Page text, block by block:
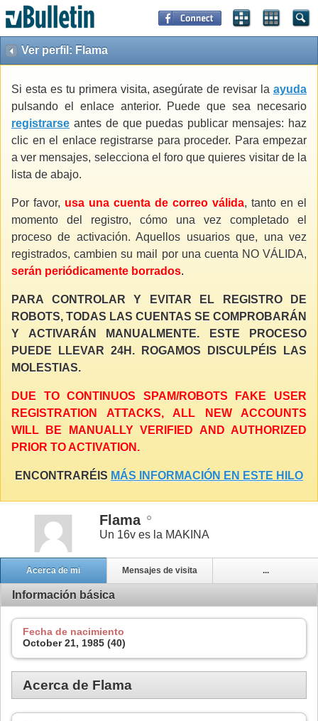
Ver perfil: Flama
Si esta es tu primera visita, asegúrate de revisar la ayuda
pulsando el enlace anterior. Puede que sea necesario
registrarse antes de que puedas publicar mensajes: haz
clic en el enlace registrarse para proceder. Para empezar
a ver mensajes, selecciona el foro que quieres visitar de la
lista de abajo.
Por favor, usa una cuenta de correo válida, tanto en el
momento del registro, cómo una vez completado el
proceso de activación. Aquellos usuarios que, una vez
registrados, cambien su mail por una cuenta NO VÁLIDA,
serán periódicamente borrados.
PARA CONTROLAR Y EVITAR EL REGISTRO DE
ROBOTS, TODAS LAS CUENTAS SE COMPROBARÁN
Y ACTIVARÁN MANUALMENTE. ESTE PROCESO
PUEDE LLEVAR 24H. ROGAMOS DISCULPÉIS LAS
MOLESTIAS.
DUE TO CONTINUOS SPAM/ROBOTS FAKE USER
REGISTRATION ATTACKS, ALL NEW ACCOUNTS
WILL BE MANUALLY VERIFIED AND AUTHORIZED
PRIOR TO ACTIVATION.
ENCONTRARÉIS MÁS INFORMACIÓN EN ESTE HILO
Flama
Un 16v es la MAKINA
Acerca de mi Mensajes de visita ...
Información básica
Fecha de nacimiento
October 21, 1985 (40)
Acerca de Flama